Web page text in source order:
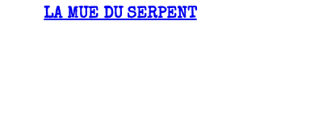
LA MUE DU SERPENT